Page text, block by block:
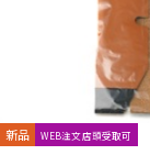
中古
新品 WEB注文店頭受取可